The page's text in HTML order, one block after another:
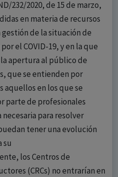
232/2020, de 15 de marzo,
en materia de recursos
de la situación de
el COVID-19, y en la que
apertura al público de
que se entienden por
en los que se
parte de profesionales
para resolver
tener una evolución
su
los Centros de
(CRCs) no entrarían en